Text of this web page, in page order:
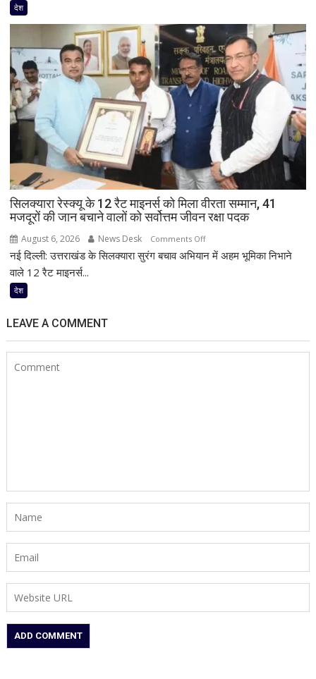
संग्राम
तेज
होने
के
आसार!
FCRA
विधेयक
पर
बोल
सकते
हैं
अमित
शाह,
परिसीमन
विवाद
देश
सिलक्यारा रेस्क्यू के 12 रैट माइनर्स को मिला वीरता सम्मान, 41
मजदूरों की जान बचाने वालों को सर्वोत्तम जीवन रक्षा पदक
August 6, 2026 News Desk Comments Offon
सिलक्यारा
को
जीवन
नई दिल्ली: उत्तराखंड के सिलक्यारा सुरंग बचाव अभियान में अहम भूमिका निभाने
वाले 12 रैट माइनर्स...
देश
LEAVE A COMMENT